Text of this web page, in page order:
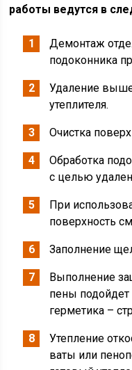
работы ведутся в
Демонтаж
подоконника
Удаление
утеплителя.
Очистка
Обработка
с целью
При
поверхность
Заполнение
Выполнение
пены подойдет
герметика –
Утепление
ваты или